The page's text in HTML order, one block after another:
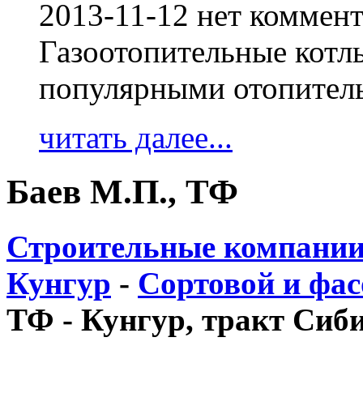
2013-11-12 нет
Газоотопительные
популярными
читать далее...
Баев М.П., ТФ
Строительные
Кунгур - Сортовой и
ТФ - Кунгур, тракт